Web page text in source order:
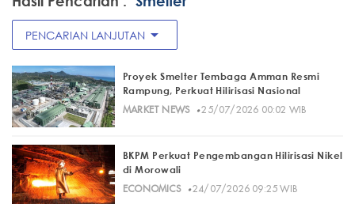
PENCARIAN LANJUTAN arrow_drop_down
Proyek Smelter Tembaga Amman Resmi
Rampung, Perkuat Hilirisasi Nasional
MARKET NEWS· 25/07/2026 00:02 WIB
BKPM Perkuat Pengembangan Hilirisasi Nikel
di Morowali
ECONOMICS· 24/07/2026 09:25 WIB